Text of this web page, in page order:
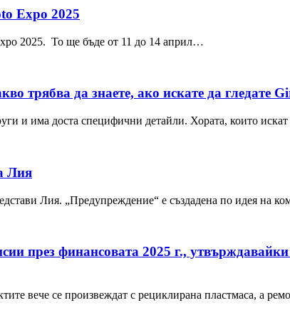
Expo 2025
2025. То ще бъде от 11 до 14 април…
трябва да знаете, ако искате да гледате
и има доста специфични детайли. Хората, които
Лия
Лия. „Предупреждение“ е създадена по идея на
през финансовата 2025 г.,
вече се произвеждат с рециклирана пластмаса, а